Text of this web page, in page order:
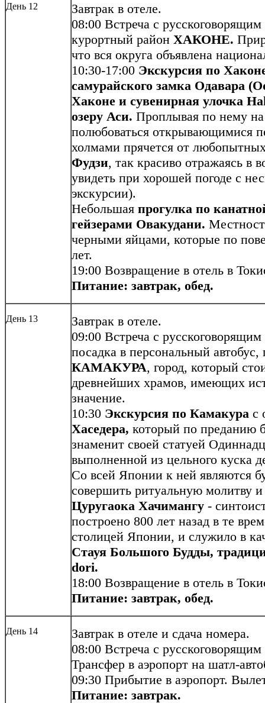
День 12
Завтрак в отеле.
08:00 Встреча с
курортный район ХАКОНЕ.
что вся округа объявлена
10:30-17:00 Экскурсия по
самурайского замка Одавара
Хаконе и сувенирная улочка
озеру Аси. Проплывая по нему
полюбоваться открывающимися
холмами прячется от
Фудзи, так красиво отражаясь в
увидеть при хорошей погоде с
экскурсии).
Небольшая прогулка по
гейзерами Овакудани.
черными яйцами, которые по
лет.
19:00 Возвращение в отель в
Питание: завтрак, обед.
День 13
Завтрак в отеле.
09:00 Встреча с
посадка в персональный автобус,
КАМАКУРА, город, который
древнейших храмов, имеющих
значение.
10:30 Экскурсия по Камакура с
Хаседера, который по преданию
знаменит своей статуей
выполненной из цельного куска
Со всей Японии к ней являются
совершить ритуальную молитву
Цуругаока Хачимангу -
построено 800 лет назад в те
столицей Японии, и служило в
Стауя Большого Будды,
dori.
18:00 Возвращение в отель в
Питание: завтрак, обед.
День 14
Завтрак в отеле и сдача номера.
08:00 Встреча с
Трансфер в аэропорт на шатл-
09:30 Прибытие в аэропорт.
Питание: завтрак.